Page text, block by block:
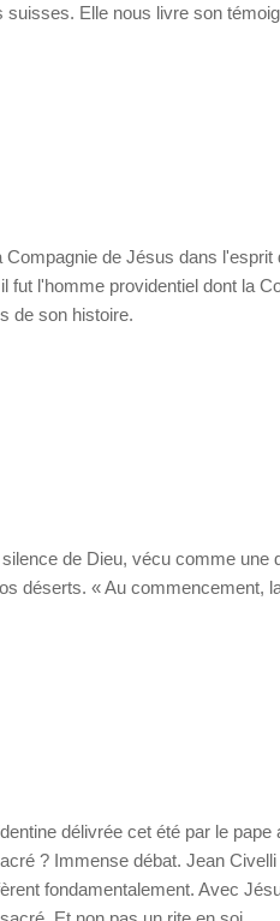
Elle nous livre son
de Jésus dans
fut l'homme providentiel dont la
de son histoire.
de Dieu, vécu comme une
déserts. « Au commencement,
délivrée cet été par le
? Immense débat. Jean
fondamentalement. Avec